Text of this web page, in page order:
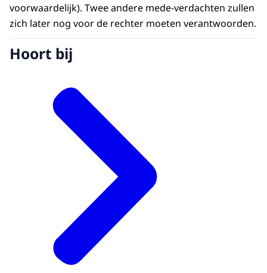
voorwaardelijk). Twee andere mede-verdachten zullen
zich later nog voor de rechter moeten verantwoorden.
Hoort bij